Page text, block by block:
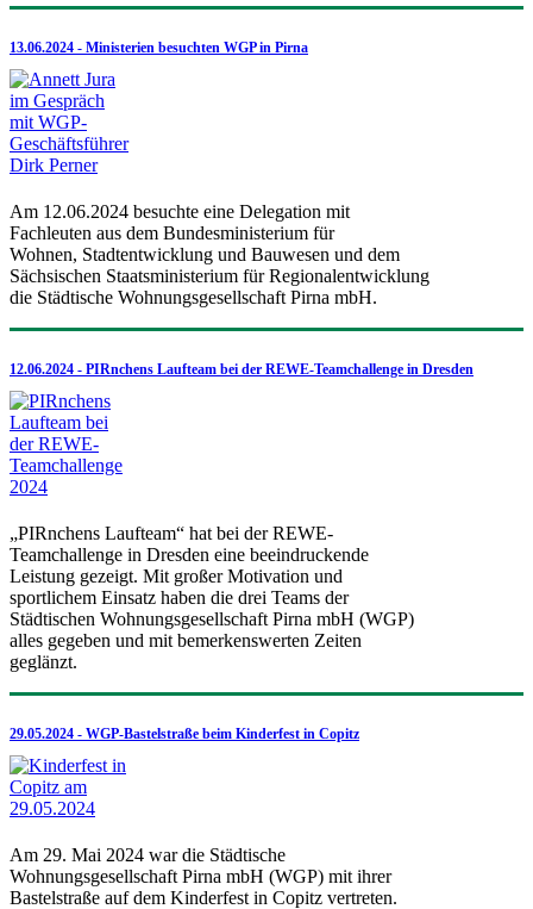
13.06.2024 - Ministerien besuchten WGP in Pirna
Am 12.06.2024 besuchte eine Delegation mit
Fachleuten aus dem Bundesministerium für
Wohnen, Stadtentwicklung und Bauwesen und dem
Sächsischen Staatsministerium für Regionalentwicklung
die Städtische Wohnungsgesellschaft Pirna mbH.
12.06.2024 - PIRnchens Laufteam bei der REWE-Teamchallenge in Dresden
„PIRnchens Laufteam“ hat bei der REWE-
Teamchallenge in Dresden eine beeindruckende
Leistung gezeigt. Mit großer Motivation und
sportlichem Einsatz haben die drei Teams der
Städtischen Wohnungsgesellschaft Pirna mbH (WGP)
alles gegeben und mit bemerkenswerten Zeiten
geglänzt.
29.05.2024 - WGP-Bastelstraße beim Kinderfest in Copitz
Am 29. Mai 2024 war die Städtische
Wohnungsgesellschaft Pirna mbH (WGP) mit ihrer
Bastelstraße auf dem Kinderfest in Copitz vertreten.